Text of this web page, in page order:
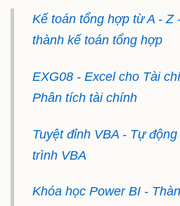
Kế toán tổng hợp từ A - Z
thành kế toán tổng hợp
EXG08 - Excel cho Tài
Phân tích tài chính
Tuyệt đỉnh VBA - Tự
trình VBA
Khóa học Power BI -